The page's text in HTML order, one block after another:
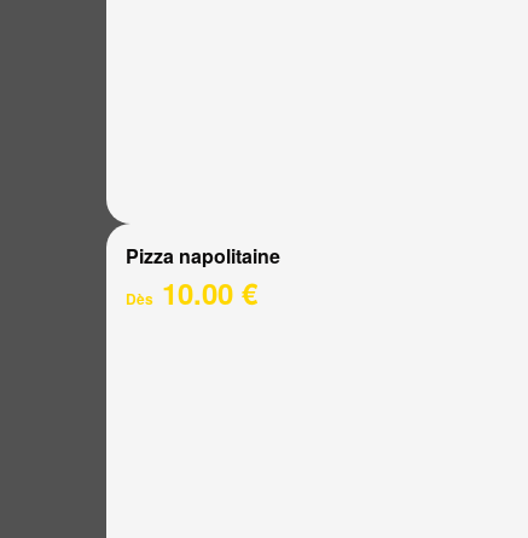
Pizza napolitaine
Dès 10.00 €